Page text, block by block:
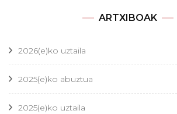
ARTXIBOAK
2026(e)ko uztaila
2025(e)ko abuztua
2025(e)ko uztaila